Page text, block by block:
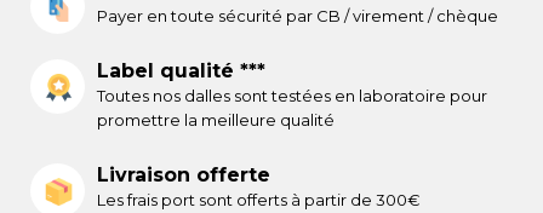
Payer en toute sécurité par CB / virement / chèque
Label qualité ***
Toutes nos dalles sont testées en laboratoire pour
promettre la meilleure qualité
Livraison offerte
Les frais port sont offerts à partir de 300€